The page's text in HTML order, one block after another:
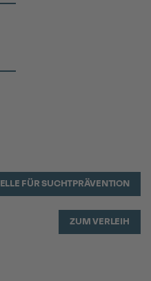
FÜR SUCHTPRÄVENTION
ZUM VERLEIH